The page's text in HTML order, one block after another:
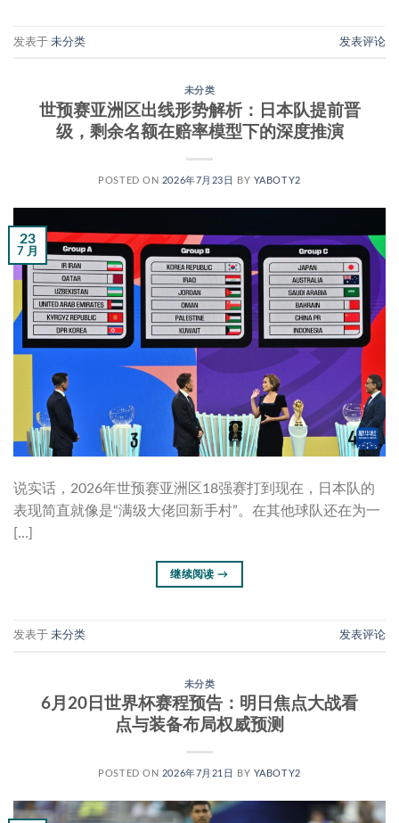
发表于 未分类 发表评论
未分类
世预赛亚洲区出线形势解析：日本队提前晋
级，剩余名额在赔率模型下的深度推演
POSTED ON 2026年7月23日 BY YABOTY2
23
7 月
说实话，2026年世预赛亚洲区18强赛打到现在，日本队的
表现简直就像是“满级大佬回新手村”。在其他球队还在为一
[…]
继续阅读→
发表于 未分类 发表评论
未分类
6月20日世界杯赛程预告：明日焦点大战看
点与装备布局权威预测
POSTED ON 2026年7月21日 BY YABOTY2